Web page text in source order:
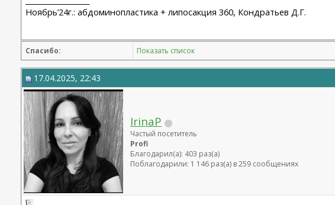
Ноябрь’24г.: абдоминопластика + липосакция 360, Кондратьев Д.Г.
Спасибо: Показать список
17.04.2025, 22:43
IrinaP
Частый посетитель
Profi
Благодарил(а): 403 раз(а)
Поблагодарили: 1 146 раз(а) в 259 сообщениях